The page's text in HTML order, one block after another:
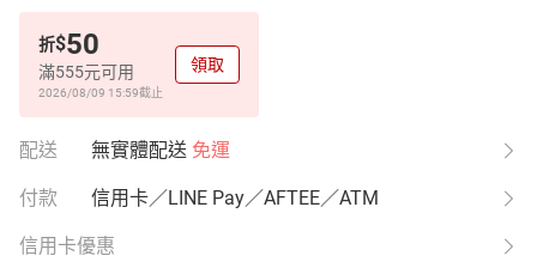
折$50
滿555元可用
2026/08/09 15:59截止
領取
配送 無實體配送 免運
付款 信用卡／LINE Pay／AFTEE／ATM
信用卡優惠